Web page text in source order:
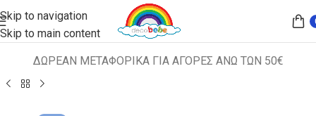
Skip to navigation
Skip to main content
ΔΩΡΕΑΝ ΜΕΤΑΦΟΡΙΚΑ ΓΙΑ ΑΓΟΡΕΣ ΑΝΩ ΤΩΝ 50€
Αρχική σελίδα ΠΑΙΔΙΚΑ ΚΑΘΙΣΜΑΤΑ ΚΑΝΑΠΕΔΑΚΙΑ